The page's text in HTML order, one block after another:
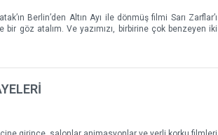
Berlin’den Altın Ayı ile dönmüş filmi Sarı Zarflar’ı
göz atalım. Ve yazımızı, birbirine çok benzeyen iki